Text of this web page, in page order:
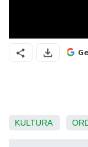
KULTURA